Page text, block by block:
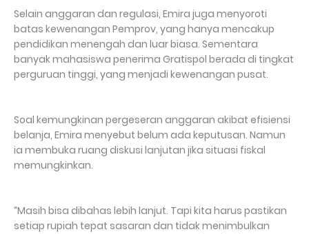
Selain anggaran dan regulasi, Emira juga menyoroti
batas kewenangan Pemprov, yang hanya mencakup
pendidikan menengah dan luar biasa. Sementara
banyak mahasiswa penerima Gratispol berada di tingkat
perguruan tinggi, yang menjadi kewenangan pusat.
Soal kemungkinan pergeseran anggaran akibat efisiensi
belanja, Emira menyebut belum ada keputusan. Namun
ia membuka ruang diskusi lanjutan jika situasi fiskal
memungkinkan.
“Masih bisa dibahas lebih lanjut. Tapi kita harus pastikan
setiap rupiah tepat sasaran dan tidak menimbulkan